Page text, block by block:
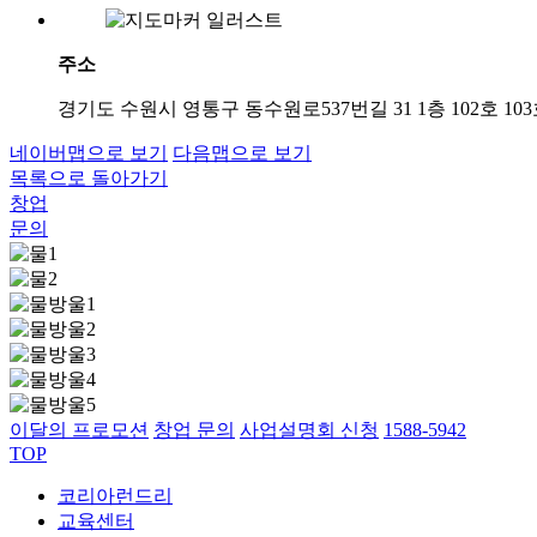
주소
경기도 수원시 영통구 동수원로537번길 31 1층 102호 103
네이버맵으로 보기
다음맵으로 보기
목록으로 돌아가기
창업
문의
이달의 프로모션 창업 문의 사업설명회 신청 1588-5942
TOP
코리아런드리
교육센터